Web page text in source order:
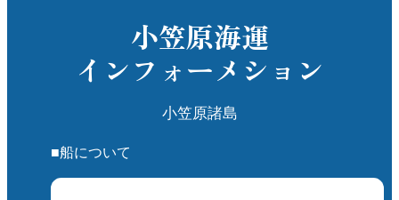
小笠原海運
インフォーメション
小笠原諸島
■船について